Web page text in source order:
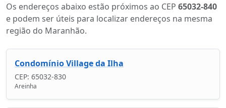
Os endereços abaixo estão próximos ao CEP 65032-840
e podem ser úteis para localizar endereços na mesma
região do Maranhão.
Condomínio Village da Ilha
CEP: 65032-830
Areinha